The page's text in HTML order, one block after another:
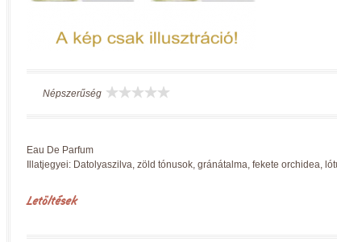
Népszerűség
Eau De Parfum
Illatjegyei: Datolyaszilva, zöld tónusok, gránátalma, fekete orchidea,
Letöltések